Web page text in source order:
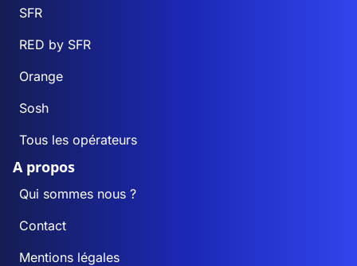
SFR
RED by SFR
Orange
Sosh
Tous les opérateurs
A propos
Qui sommes nous ?
Contact
Mentions légales